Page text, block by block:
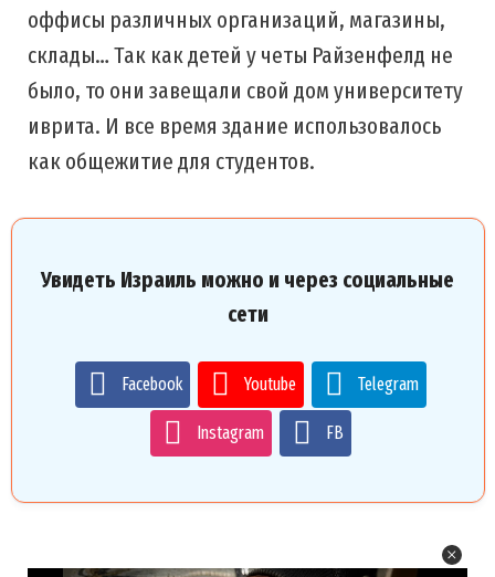
оффисы различных организаций, магазины,
склады… Так как детей у четы Райзенфелд не
было, то они завещали свой дом университету
иврита. И все время здание использовалось
как общежитие для студентов.
Увидеть Израиль можно и через социальные
сети
Facebook Youtube Telegram
Instagram FB